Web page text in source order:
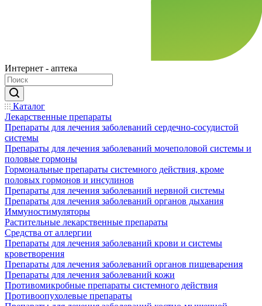
Интернет - аптека
Каталог
Лекарственные препараты
Препараты для лечения заболеваний сердечно-сосудистой
системы
Препараты для лечения заболеваний мочеполовой системы и
половые гормоны
Гормональные препараты системного действия, кроме
половых гормонов и инсулинов
Препараты для лечения заболеваний нервной системы
Препараты для лечения заболеваний органов дыхания
Иммуностимуляторы
Растительные лекарственные препараты
Средства от аллергии
Препараты для лечения заболеваний крови и системы
кроветворения
Препараты для лечения заболеваний органов пищеварения
Препараты для лечения заболеваний кожи
Противомикробные препараты системного действия
Противоопухолевые препараты